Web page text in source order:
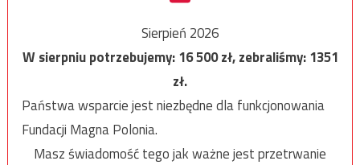
Sierpień 2026
W sierpniu potrzebujemy:16 500zł, zebraliśmy:1351
zł.
Państwa wsparcie jest niezbędne dla funkcjonowania
Fundacji Magna Polonia.
Masz świadomość tego jak ważne jest przetrwanie